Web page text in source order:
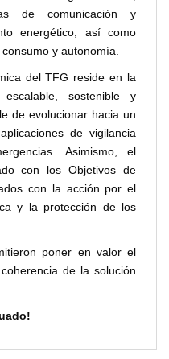
de comunicación y
energético, así como
y autonomía.
del TFG reside en la
sostenible y
de evolucionar hacia un
de vigilancia
Asimismo, el
con los Objetivos de
con la acción por el
y la protección de los
poner en valor el
de la solución